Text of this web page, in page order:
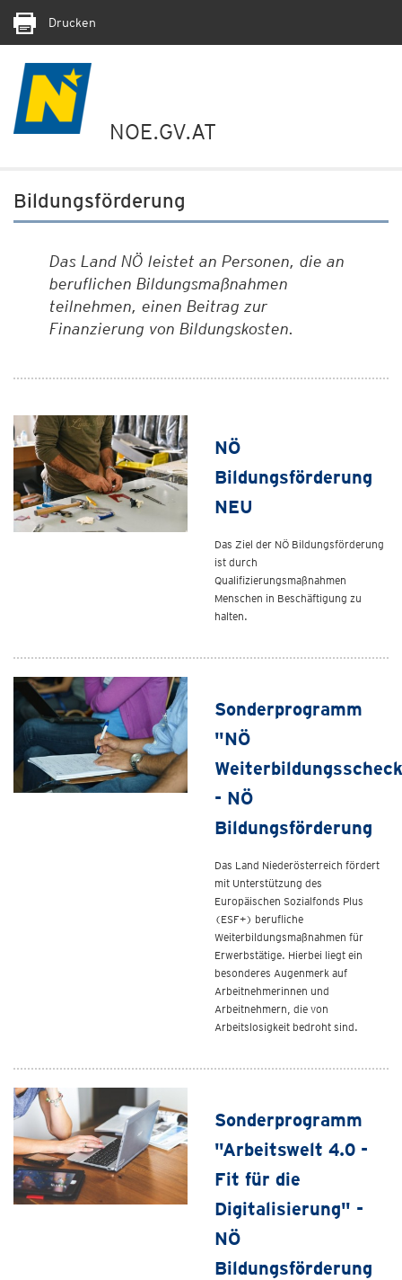
Drucken
NOE.GV.AT
Bildungsförderung
Das Land NÖ leistet an Personen, die an
beruflichen Bildungsmaßnahmen
teilnehmen, einen Beitrag zur
Finanzierung von Bildungskosten.
NÖ
Bildungsförderung
NEU
Das Ziel der NÖ Bildungsförderung
ist durch
Qualifizierungsmaßnahmen
Menschen in Beschäftigung zu
halten.
Sonderprogramm
"NÖ
- NÖ
Bildungsförderung
Das Land Niederösterreich fördert
mit Unterstützung des
Europäischen Sozialfonds Plus
(ESF+) berufliche
Weiterbildungsmaßnahmen für
Erwerbstätige. Hierbei liegt ein
besonderes Augenmerk auf
Arbeitnehmerinnen und
Arbeitnehmern, die von
Arbeitslosigkeit bedroht sind.
Sonderprogramm
"Arbeitswelt 4.0 -
Fit für die
Digitalisierung" -
NÖ
Bildungsförderung